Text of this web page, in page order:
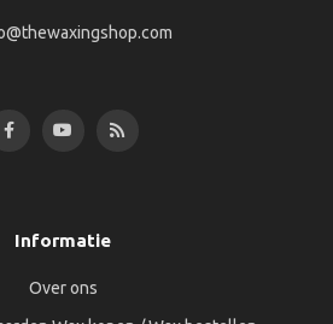
Informatie
Over ons